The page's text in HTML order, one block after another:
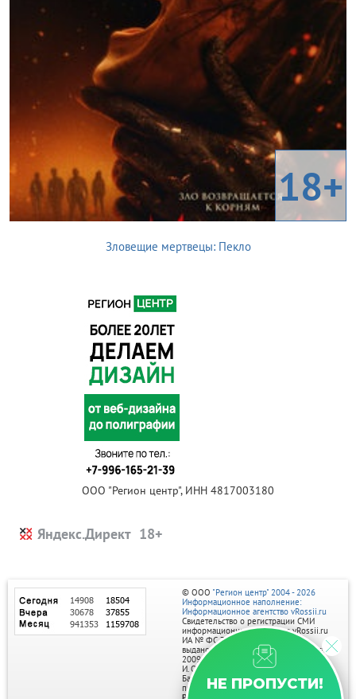
18+
Зловещие мертвецы: Пекло
ООО "Регион центр", ИНН 4817003180
Яндекс.Директ
НЕ ПРОПУСТИ!
© ООО "Регион центр" 2004 - 2026
Информационное наполнение:
Информационное агентство vRossii.ru
Свидетельство о регистрации СМИ
информационного агентства vRossii.ru
ИА № ФС 77‑35502
выдано РОСКОМНАДЗОРом 04 марта
2009г.
И. О. Главного редактора Нарыков А. Н.
Баннеры на портале размещаются на
правах рекламы.